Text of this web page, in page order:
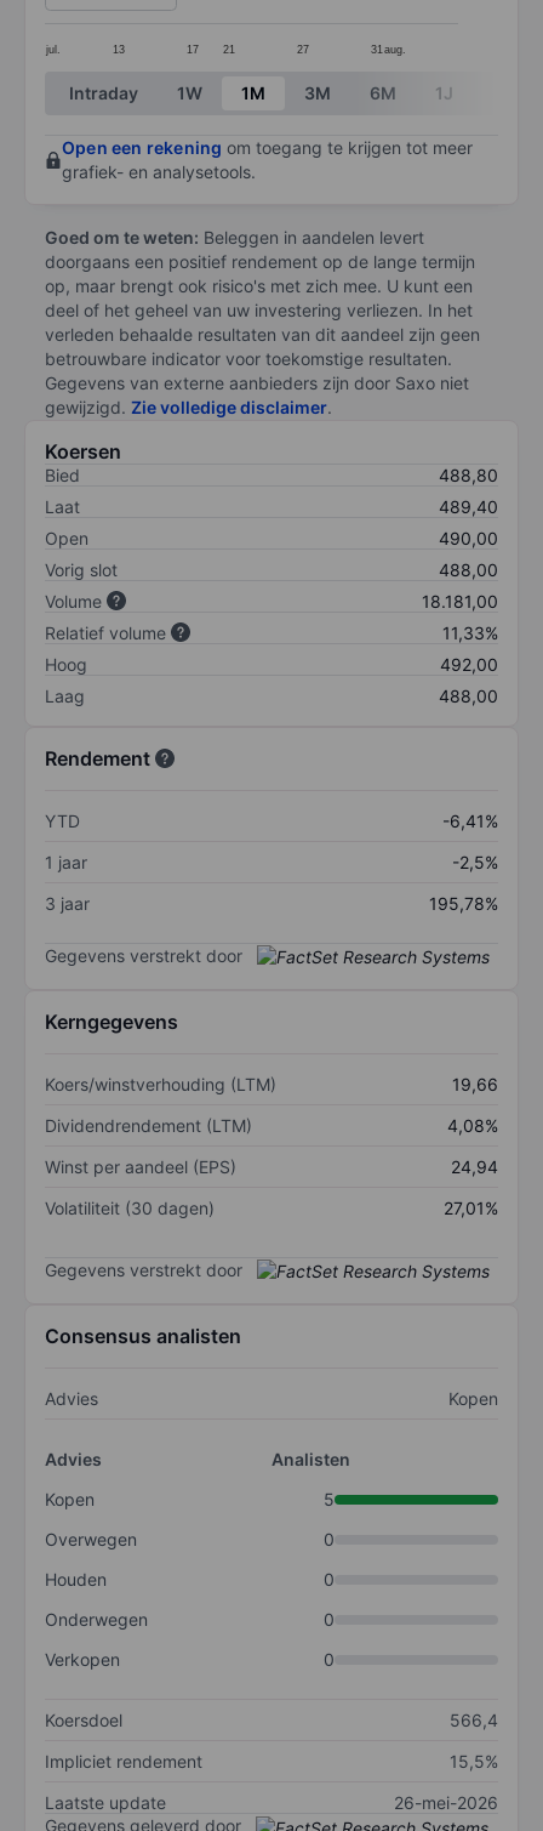
jul. 13 17 21 27 31 aug.
End of interactive chart.
Intraday 1W 1M 3M 6M 1J
Open een rekening om toegang te krijgen tot meer
grafiek- en analysetools.
Goed om te weten: Beleggen in aandelen levert
doorgaans een positief rendement op de lange termijn
op, maar brengt ook risico's met zich mee. U kunt een
deel of het geheel van uw investering verliezen. In het
verleden behaalde resultaten van dit aandeel zijn geen
betrouwbare indicator voor toekomstige resultaten.
Gegevens van externe aanbieders zijn door Saxo niet
gewijzigd. Zie volledige disclaimer.
Koersen
Bied
488,80
Laat
489,40
Open
490,00
Vorig slot
488,00
Volume
18.181,00
Relatief volume
11,33%
Hoog
492,00
Laag
488,00
Rendement
YTD
-6,41%
1 jaar
-2,5%
3 jaar
195,78%
Gegevens verstrekt door
Kerngegevens
Koers/winstverhouding (LTM)
19,66
Dividendrendement (LTM)
4,08%
Winst per aandeel (EPS)
24,94
Volatiliteit (30 dagen)
27,01%
Gegevens verstrekt door
Consensus analisten
Advies Kopen
Advies
Analisten
Kopen
5
Overwegen
0
Houden
0
Onderwegen
0
Verkopen
0
Koersdoel
566,4
Impliciet rendement
15,5%
Laatste update
26-mei-2026
Gegevens geleverd door